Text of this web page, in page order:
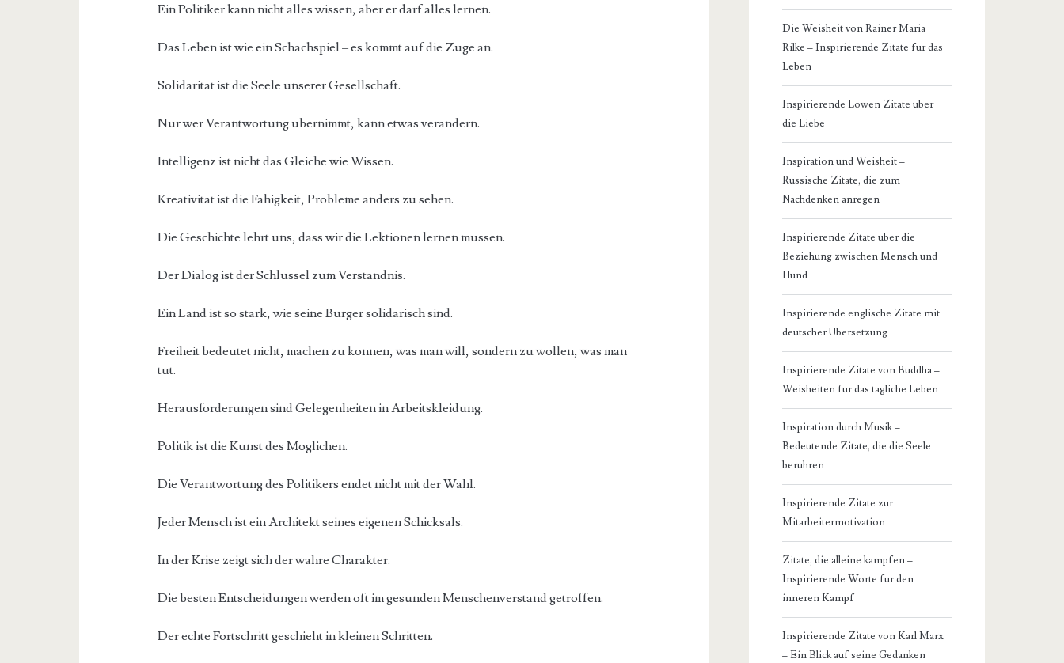
Ein Politiker kann nicht alles wissen, aber er darf alles lernen.
Das Leben ist wie ein Schachspiel – es kommt auf die Zuge an.
Solidaritat ist die Seele unserer Gesellschaft.
Nur wer Verantwortung ubernimmt, kann etwas verandern.
Intelligenz ist nicht das Gleiche wie Wissen.
Kreativitat ist die Fahigkeit, Probleme anders zu sehen.
Die Geschichte lehrt uns, dass wir die Lektionen lernen mussen.
Der Dialog ist der Schlussel zum Verstandnis.
Ein Land ist so stark, wie seine Burger solidarisch sind.
Freiheit bedeutet nicht, machen zu konnen, was man will, sondern zu wollen, was man
tut.
Herausforderungen sind Gelegenheiten in Arbeitskleidung.
Politik ist die Kunst des Moglichen.
Die Verantwortung des Politikers endet nicht mit der Wahl.
Jeder Mensch ist ein Architekt seines eigenen Schicksals.
In der Krise zeigt sich der wahre Charakter.
Die besten Entscheidungen werden oft im gesunden Menschenverstand getroffen.
Der echte Fortschritt geschieht in kleinen Schritten.
Die Weisheit von Rainer Maria
Rilke – Inspirierende Zitate fur das
Leben
Inspirierende Lowen Zitate uber
die Liebe
Inspiration und Weisheit –
Russische Zitate, die zum
Nachdenken anregen
Inspirierende Zitate uber die
Beziehung zwischen Mensch und
Hund
Inspirierende englische Zitate mit
deutscher Ubersetzung
Inspirierende Zitate von Buddha –
Weisheiten fur das tagliche Leben
Inspiration durch Musik –
Bedeutende Zitate, die die Seele
beruhren
Inspirierende Zitate zur
Mitarbeitermotivation
Zitate, die alleine kampfen –
Inspirierende Worte fur den
inneren Kampf
Inspirierende Zitate von Karl Marx
– Ein Blick auf seine Gedanken